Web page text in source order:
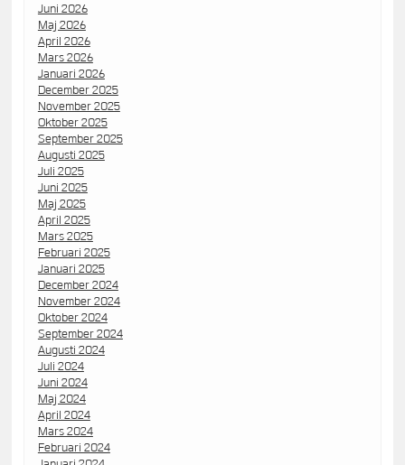
Juni 2026
Maj 2026
April 2026
Mars 2026
Januari 2026
December 2025
November 2025
Oktober 2025
September 2025
Augusti 2025
Juli 2025
Juni 2025
Maj 2025
April 2025
Mars 2025
Februari 2025
Januari 2025
December 2024
November 2024
Oktober 2024
September 2024
Augusti 2024
Juli 2024
Juni 2024
Maj 2024
April 2024
Mars 2024
Februari 2024